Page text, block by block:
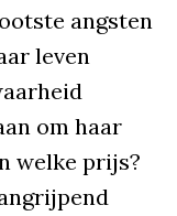
angsten
leven
om haar
welke prijs?